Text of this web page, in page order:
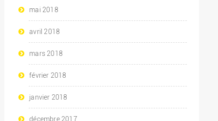
mai 2018
avril 2018
mars 2018
février 2018
janvier 2018
décembre 2017